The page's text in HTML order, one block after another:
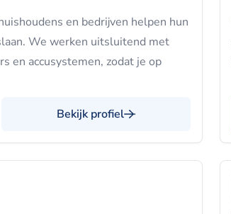
en bedrijven helpen hun
We werken uitsluitend met
en accusystemen, zodat je op
Bekijk profiel